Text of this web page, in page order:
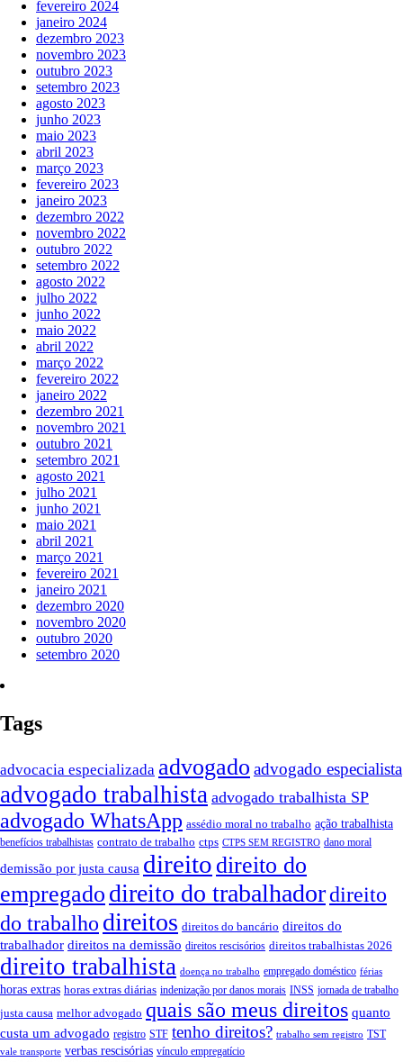
fevereiro 2024
janeiro 2024
dezembro 2023
novembro 2023
outubro 2023
setembro 2023
agosto 2023
junho 2023
maio 2023
abril 2023
março 2023
fevereiro 2023
janeiro 2023
dezembro 2022
novembro 2022
outubro 2022
setembro 2022
agosto 2022
julho 2022
junho 2022
maio 2022
abril 2022
março 2022
fevereiro 2022
janeiro 2022
dezembro 2021
novembro 2021
outubro 2021
setembro 2021
agosto 2021
julho 2021
junho 2021
maio 2021
abril 2021
março 2021
fevereiro 2021
janeiro 2021
dezembro 2020
novembro 2020
outubro 2020
setembro 2020
Tags
advocacia especializada advogado advogado especialista
advogado trabalhista advogado trabalhista SP
advogado WhatsApp assédio moral no trabalho ação trabalhista
benefícios trabalhistas contrato de trabalho ctps CTPS SEM REGISTRO dano moral
demissão por justa causa direito direito do
empregado direito do trabalhadordireito
do trabalho direitos direitos do bancário direitos do
trabalhador direitos na demissão direitos rescisórios direitos trabalhistas 2026
direito trabalhista doença no trabalho empregado doméstico férias
horas extras horas extras diárias indenização por danos morais INSS jornada de trabalho
justa causa melhor advogado quais são meus direitos quanto
custa um advogado registro STF tenho direitos? trabalho sem registro TST
vale transporte verbas rescisórias vínculo empregatício